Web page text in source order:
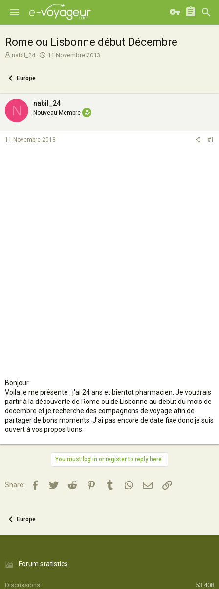
Rome ou Lisbonne début Décembre
A
e
r
d
e
d
nabil_24
D
e
d
é
t
11 Novembre 2013
Europe
N nabil_24
Nouveau Membre
11 Novembre 2013 #1
Bonjour
Voila je me présente : j'ai 24 ans et bientot pharmacien. Je voudrais
partir à la découverte de Rome ou de Lisbonne au debut du mois de
decembre et je recherche des compagnons de voyage afin de
partager de bons moments. J'ai pas encore de date fixe donc je suis
ouvert à vos propositions.
You must log in or register to reply here.
Share: Facebook
TwitterReddit PinterestTumblrWhatsApp
Email Lien
Europe
Forum statistics
Discussions
53 408